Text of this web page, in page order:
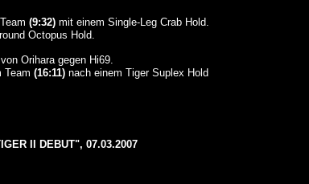
(9:32)mit einem Single-Leg Crab Hold.
Octopus Hold.
Orihara gegen Hi69.
(16:11)nach einem Tiger Suplex Hold
II DEBUT", 07.03.2007